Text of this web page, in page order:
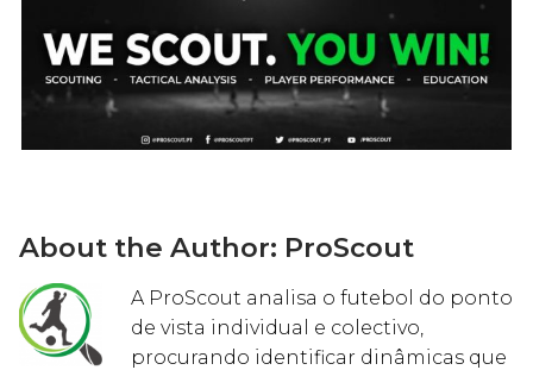
About the Author: ProScout
A ProScout analisa o futebol do ponto
de vista individual e colectivo,
procurando identificar dinâmicas que